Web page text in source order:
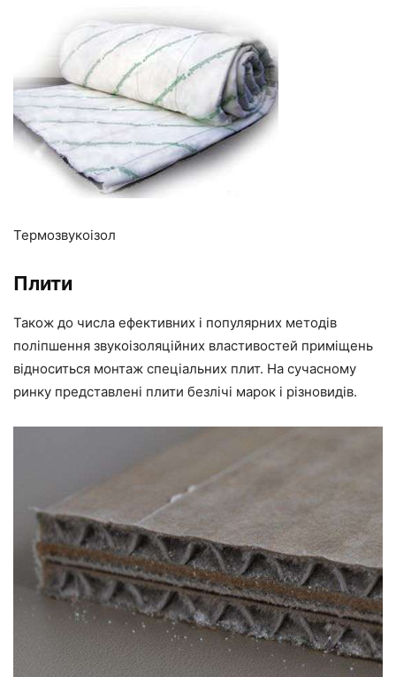
Термозвукоізол
Плити
Також до числа ефективних і популярних методів
поліпшення звукоізоляційних властивостей приміщень
відноситься монтаж спеціальних плит. На сучасному
ринку представлені плити безлічі марок і різновидів.